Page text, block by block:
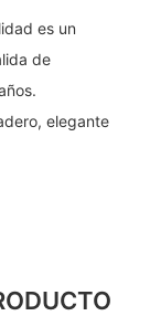
es un
de
elegante